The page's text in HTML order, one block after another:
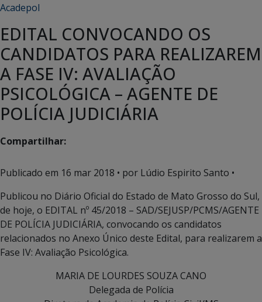
Acadepol
EDITAL CONVOCANDO OS
CANDIDATOS PARA REALIZAREM
A FASE IV: AVALIAÇÃO
PSICOLÓGICA – AGENTE DE
POLÍCIA JUDICIÁRIA
Compartilhar:
Publicado em 16 mar 2018 • por Lúdio Espirito Santo •
Publicou no Diário Oficial do Estado de Mato Grosso do Sul,
de hoje, o EDITAL nº 45/2018 – SAD/SEJUSP/PCMS/AGENTE
DE POLÍCIA JUDICIÁRIA, convocando os candidatos
relacionados no Anexo Único deste Edital, para realizarem a
Fase IV: Avaliação Psicológica.
MARIA DE LOURDES SOUZA CANO
Delegada de Polícia